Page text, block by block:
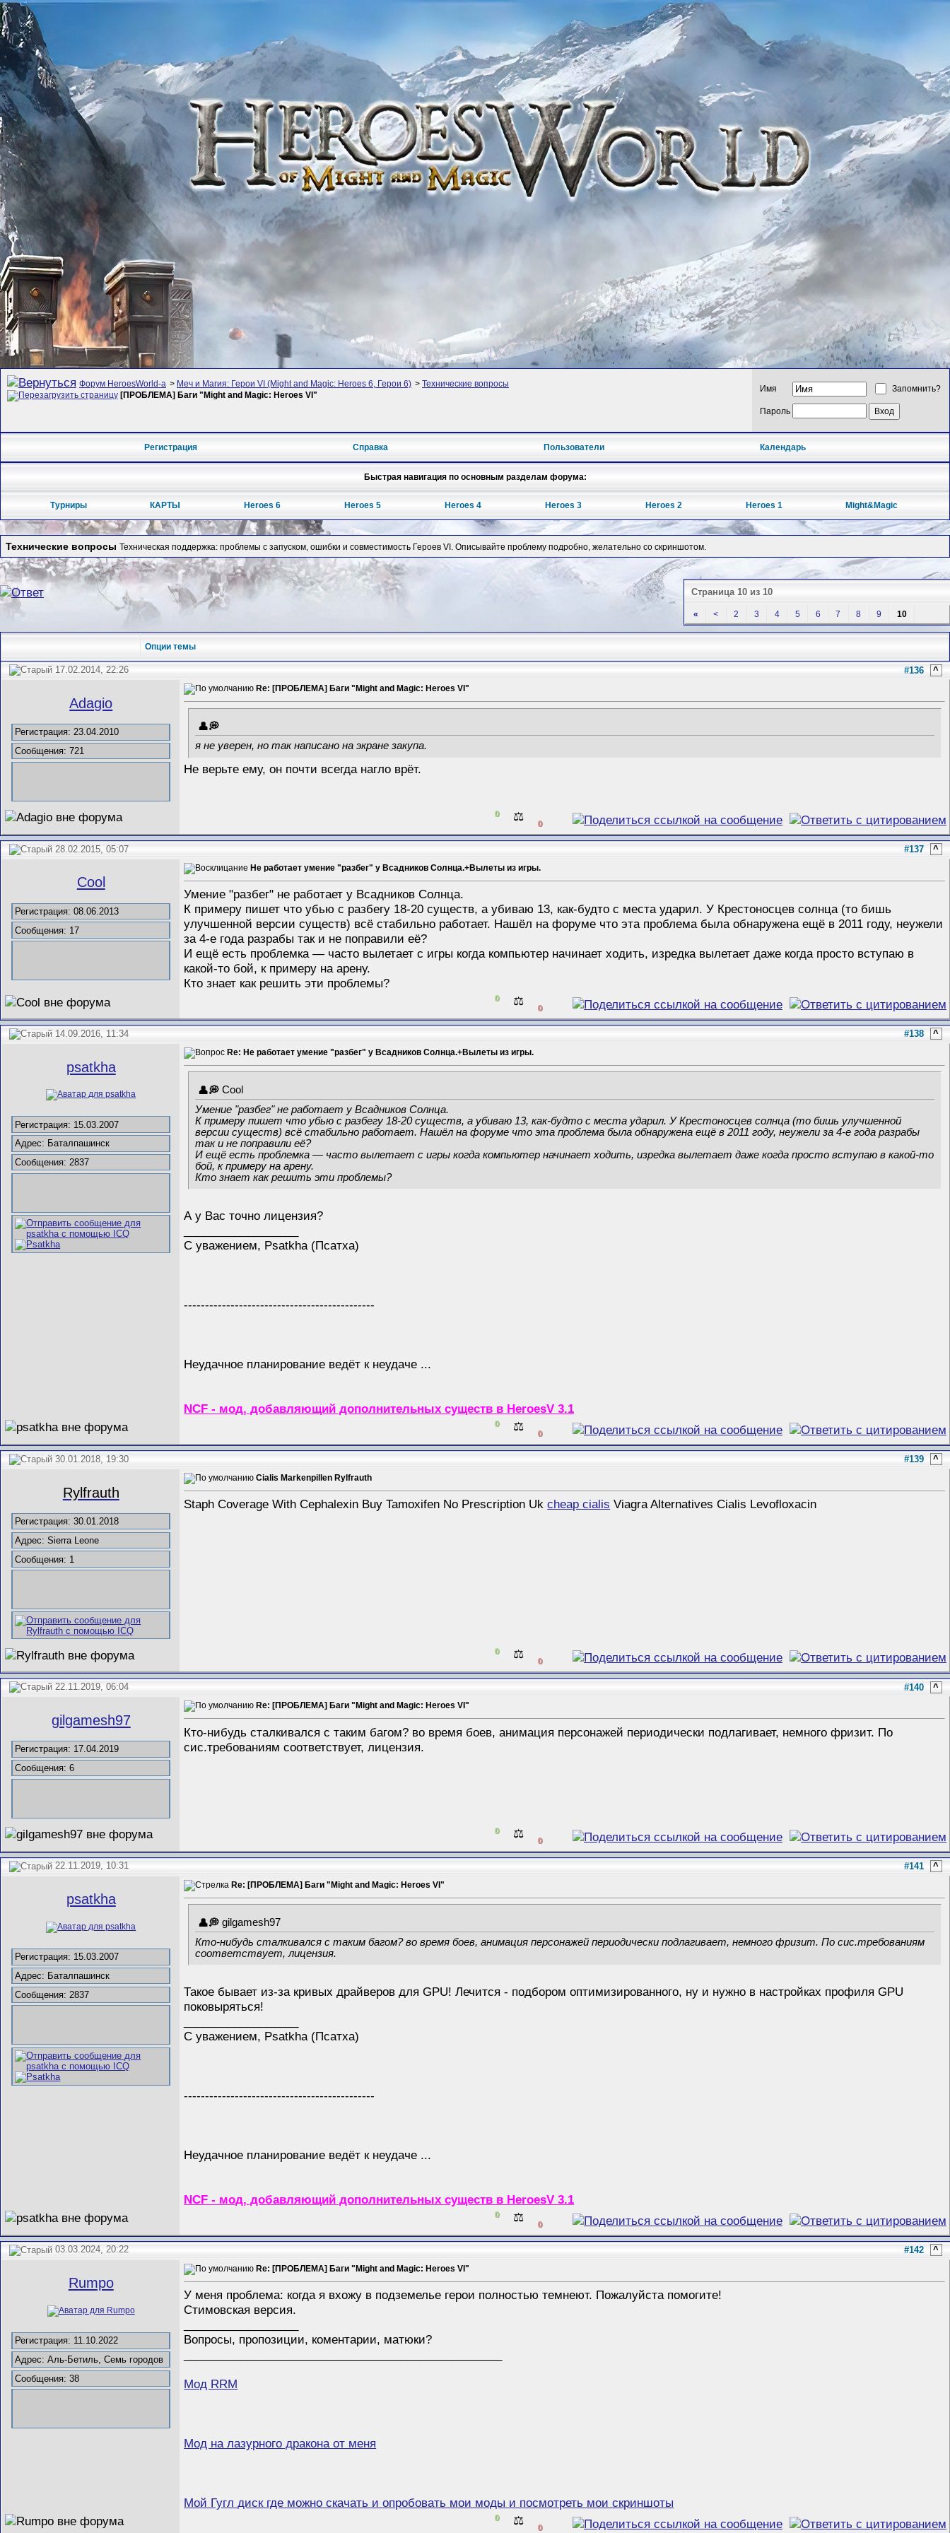
Форум HeroesWorld-а > Меч и Магия: Герои VI (Might and Magic: Heroes 6, Герои 6) > Технические вопросы
[ПРОБЛЕМА] Баги "Might and Magic: Heroes VI"
Имя Запомнить?
Пароль
Регистрация Справка Пользователи Календарь
Быстрая навигация по основным разделам форума:
Турниры КАРТЫ Heroes 6 Heroes 5 Heroes 4 Heroes 3 Heroes 2 Heroes 1 Might&Magic
Технические вопросы Техническая поддержка: проблемы с запуском, ошибки и совместимость Героев VI. Описывайте проблему подробно, желательно со скриншотом.
Страница 10 из 10
« < 2 3 4 5 6 7 8 9 10
Опции темы
17.02.2014, 22:26 #136 ^
Adagio
Регистрация: 23.04.2010
Сообщения: 721
Re: [ПРОБЛЕМА] Баги "Might and Magic: Heroes VI"
я не уверен, но так написано на экране закупа.
Не верьте ему, он почти всегда нагло врёт.
0 ⚖️ 0
28.02.2015, 05:07 #137 ^
Cool
Регистрация: 08.06.2013
Сообщения: 17
Не работает умение "разбег" у Всадников Солнца.+Вылеты из игры.
Умение "разбег" не работает у Всадников Солнца.
К примеру пишет что убью с разбегу 18-20 существ, а убиваю 13, как-будто с места ударил. У Крестоносцев солнца (то бишь
улучшенной версии существ) всё стабильно работает. Нашёл на форуме что эта проблема была обнаружена ещё в 2011 году, неужели
за 4-е года разрабы так и не поправили её?
И ещё есть проблемка — часто вылетает с игры когда компьютер начинает ходить, изредка вылетает даже когда просто вступаю в
какой-то бой, к примеру на арену.
Кто знает как решить эти проблемы?
0 ⚖️ 0
14.09.2016, 11:34 #138 ^
psatkha
Регистрация: 15.03.2007
Адрес: Баталпашинск
Сообщения: 2837
Re: Не работает умение "разбег" у Всадников Солнца.+Вылеты из игры.
Cool
Умение "разбег" не работает у Всадников Солнца.
К примеру пишет что убью с разбегу 18-20 существ, а убиваю 13, как-будто с места ударил. У Крестоносцев солнца (то бишь улучшенной
версии существ) всё стабильно работает. Нашёл на форуме что эта проблема была обнаружена ещё в 2011 году, неужели за 4-е года разрабы
так и не поправили её?
И ещё есть проблемка — часто вылетает с игры когда компьютер начинает ходить, изредка вылетает даже когда просто вступаю в какой-то
бой, к примеру на арену.
Кто знает как решить эти проблемы?
А у Вас точно лицензия?
С уважением, Psatkha (Псатха)
---------------------------------------------
Неудачное планирование ведёт к неудаче ...
NCF - мод, добавляющий дополнительных существ в HeroesV 3.1
0 ⚖️ 0
30.01.2018, 19:30 #139 ^
Rylfrauth
Регистрация: 30.01.2018
Адрес: Sierra Leone
Сообщения: 1
Cialis Markenpillen Rylfrauth
Staph Coverage With Cephalexin Buy Tamoxifen No Prescription Ukcheap cialis Viagra Alternatives Cialis Levofloxacin
0 ⚖️ 0
22.11.2019, 06:04 #140 ^
gilgamesh97
Регистрация: 17.04.2019
Сообщения: 6
Re: [ПРОБЛЕМА] Баги "Might and Magic: Heroes VI"
Кто-нибудь сталкивался с таким багом? во время боев, анимация персонажей периодически подлагивает, немного фризит. По
сис.требованиям соответствует, лицензия.
0 ⚖️ 0
22.11.2019, 10:31 #141 ^
psatkha
Регистрация: 15.03.2007
Адрес: Баталпашинск
Сообщения: 2837
Re: [ПРОБЛЕМА] Баги "Might and Magic: Heroes VI"
gilgamesh97
Кто-нибудь сталкивался с таким багом? во время боев, анимация персонажей периодически подлагивает, немного фризит. По сис.требованиям
соответствует, лицензия.
Такое бывает из-за кривых драйверов для GPU! Лечится - подбором оптимизированного, ну и нужно в настройках профиля GPU
поковыряться!
С уважением, Psatkha (Псатха)
---------------------------------------------
Неудачное планирование ведёт к неудаче ...
NCF - мод, добавляющий дополнительных существ в HeroesV 3.1
0 ⚖️ 0
03.03.2024, 20:22 #142 ^
Rumpo
Регистрация: 11.10.2022
Адрес: Аль-Бетиль, Семь городов
Сообщения: 38
Re: [ПРОБЛЕМА] Баги "Might and Magic: Heroes VI"
У меня проблема: когда я вхожу в подземелье герои полностью темнеют. Пожалуйста помогите!
Стимовская версия.
Вопросы, пропозиции, коментарии, матюки?
Мод RRM
Мод на лазурного дракона от меня
Мой Гугл диск где можно скачать и опробовать мои моды и посмотреть мои скриншоты
0 ⚖️ 0